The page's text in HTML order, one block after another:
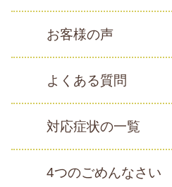
お客様の声
よくある質問
対応症状の一覧
4つのごめんなさい